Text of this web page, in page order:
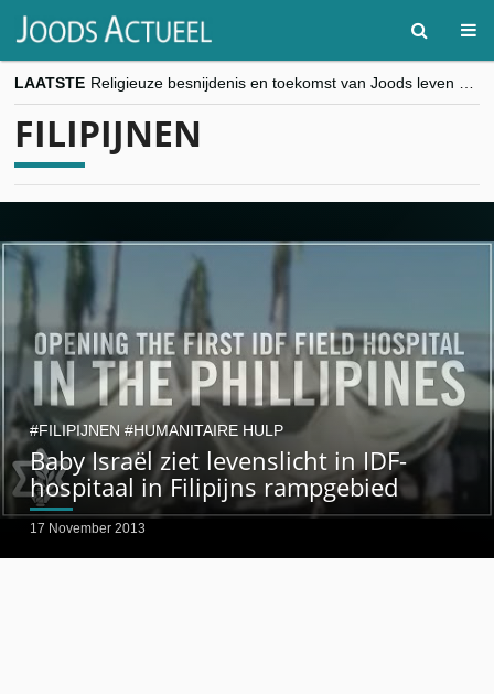
LAATSTE
“Besnijdenisdebat toont hoe moeilijk seculiere Westen minderheden begrijpt”, Jinnih Beels (Vooruit)
FILIPIJNEN
Baby Israël ziet levenslicht in IDF-
hospitaal in Filipijns rampgebied
17 November 2013
FILIPIJNEN HUMANITAIRE HULP